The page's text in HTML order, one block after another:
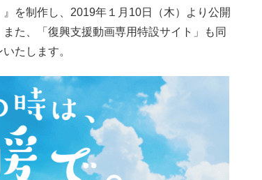
』を制作し、2019年１月10日（木）より公開
また、「復興支援動画専用特設サイト」も同
たします。